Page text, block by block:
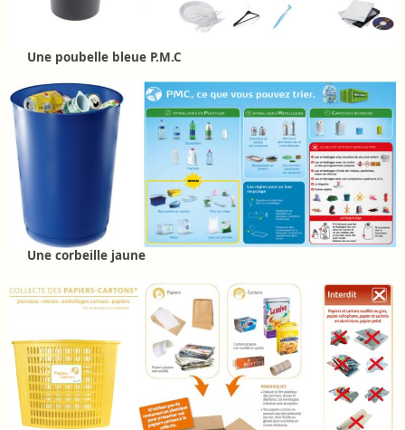
Une poubelle bleue P.M.C
Une corbeille jaune